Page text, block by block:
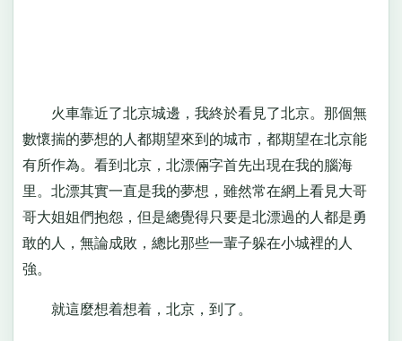
火車靠近了北京城邊，我終於看見了北京。那個無
數懷揣的夢想的人都期望來到的城市，都期望在北京能
有所作為。看到北京，北漂倆字首先出現在我的腦海
里。北漂其實一直是我的夢想，雖然常在網上看見大哥
哥大姐姐們抱怨，但是總覺得只要是北漂過的人都是勇
敢的人，無論成敗，總比那些一輩子躲在小城裡的人
強。
就這麼想着想着，北京，到了。